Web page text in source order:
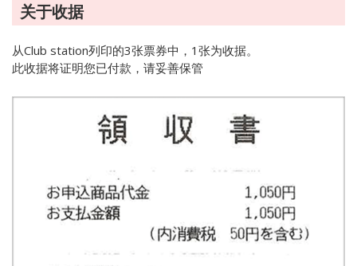
关于收据
从Club station列印的3张票券中，1张为收据。
此收据将证明您已付款，请妥善保管